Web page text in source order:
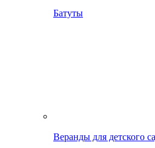
Батуты
Веранды для детского